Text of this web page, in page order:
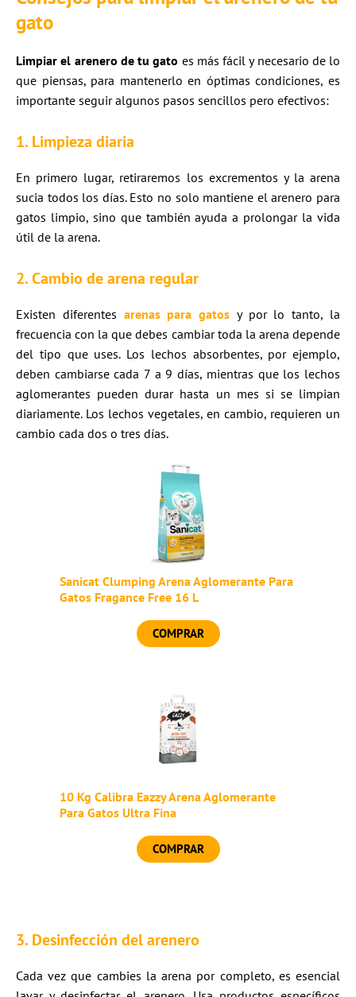
gato
Limpiar el arenero de tu gato es más fácil y necesario de lo
que piensas, para mantenerlo en óptimas condiciones, es
importante seguir algunos pasos sencillos pero efectivos:
1. Limpieza diaria
En primero lugar, retiraremos los excrementos y la arena
sucia todos los días. Esto no solo mantiene el arenero para
gatos limpio, sino que también ayuda a prolongar la vida
útil de la arena.
2. Cambio de arena regular
Existen diferentes arenas para gatos y por lo tanto, la
frecuencia con la que debes cambiar toda la arena depende
del tipo que uses. Los lechos absorbentes, por ejemplo,
deben cambiarse cada 7 a 9 días, mientras que los lechos
aglomerantes pueden durar hasta un mes si se limpian
diariamente. Los lechos vegetales, en cambio, requieren un
cambio cada dos o tres días.
Sanicat Clumping Arena Aglomerante Para
Gatos Fragance Free 16 L
COMPRAR
10 Kg Calibra Eazzy Arena Aglomerante
Para Gatos Ultra Fina
COMPRAR
3. Desinfección del arenero
Cada vez que cambies la arena por completo, es esencial